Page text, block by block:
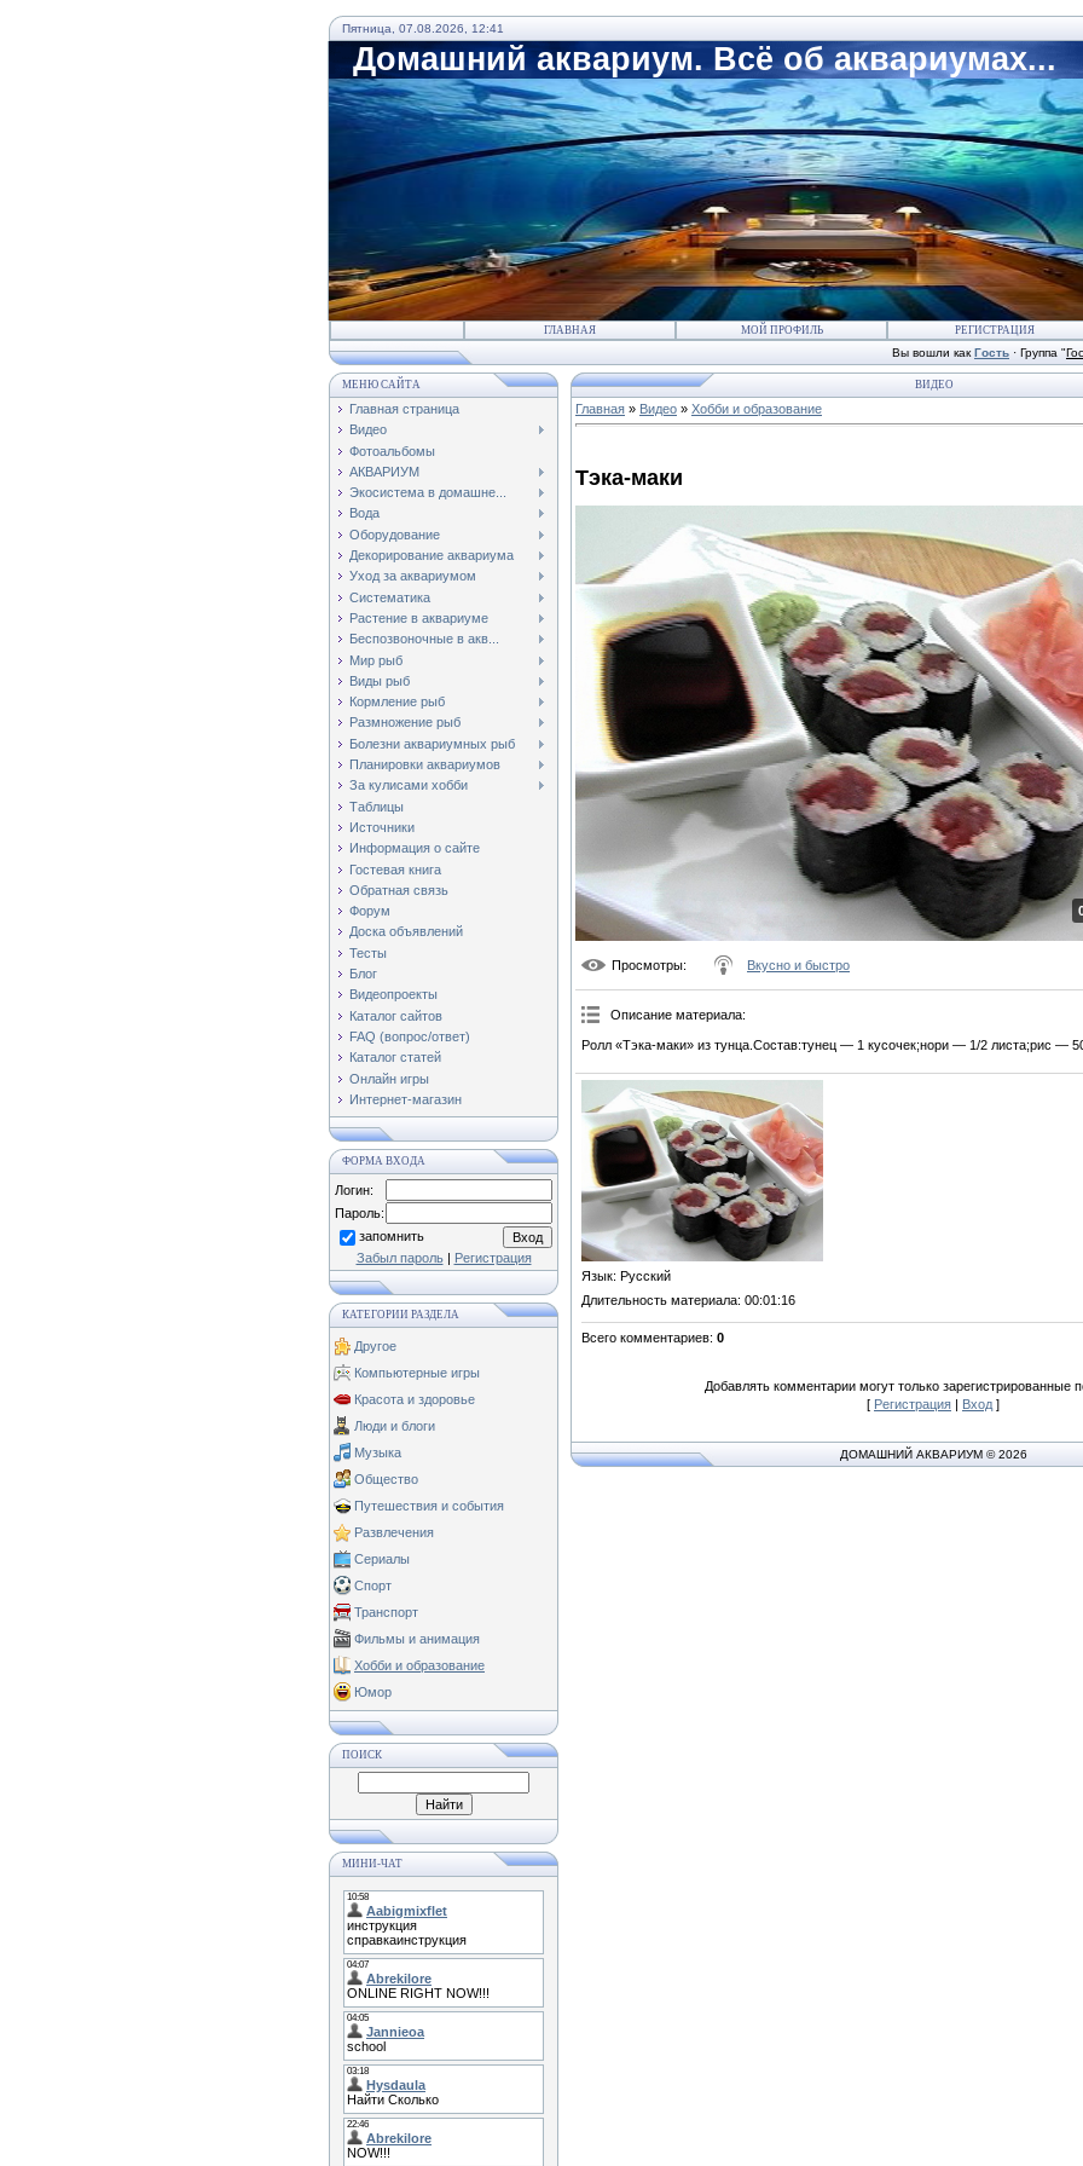
Пятница, 07.08.2026, 12:41
Домашний аквариум. Всё об аквариумах...
ГЛАВНАЯ МОЙ ПРОФИЛЬ РЕГИСТРАЦИЯ
Вы вошли как Гость · Группа "
МЕНЮ САЙТА
Главная страница
Видео
Фотоальбомы
АКВАРИУМ
Экосистема в домашне...
Вода
Оборудование
Декорирование аквариума
Уход за аквариумом
Систематика
Растение в аквариуме
Беспозвоночные в акв...
Мир рыб
Виды рыб
Кормление рыб
Размножение рыб
Болезни аквариумных рыб
Планировки аквариумов
За кулисами хобби
Таблицы
Источники
Информация о сайте
Гостевая книга
Обратная связь
Форум
Доска объявлений
Тесты
Блог
Видеопроекты
Каталог сайтов
FAQ (вопрос/ответ)
Каталог статей
Онлайн игры
Интернет-магазин
ФОРМА ВХОДА
Логин:
Пароль:
запомнить
Забыл пароль| Регистрация
КАТЕГОРИИ РАЗДЕЛА
Другое
Компьютерные игры
Красота и здоровье
Люди и блоги
Музыка
Общество
Путешествия и события
Развлечения
Сериалы
Спорт
Транспорт
Фильмы и анимация
Хобби и образование
Юмор
ПОИСК
МИНИ-ЧАТ
ВИДЕО
Главная » Видео » Хобби и образование
Тэка-маки
Просмотры: Вкусно и быстро
Описание материала:
Ролл «Тэка-маки» из тунца.Состав:тунец — 1 кусочек;нори — 1/2 листа;рис —
Язык: Русский
Длительность материала: 00:01:16
Всего комментариев: 0
Добавлять комментарии могут только зарегистрированные
[ Регистрация | Вход ]
ДОМАШНИЙ АКВАРИУМ © 2026